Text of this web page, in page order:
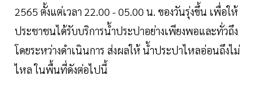
2565 ตั้งแต่เวลา 22.00 - 05.00 น. ของวันรุ่งขึ้น เพื่อให้
ประชาชนได้รับบริการน้ำประปาอย่างเพียงพอและทั่วถึง
โดยระหว่างดำเนินการ ส่งผลให้ น้ำประปาไหลอ่อนถึงไม่
ไหล ในพื้นที่ดังต่อไปนี้